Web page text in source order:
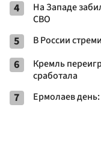
4
На Западе
СВО
5 В России
6
Кремль
сработала
7 Ермолаев день: